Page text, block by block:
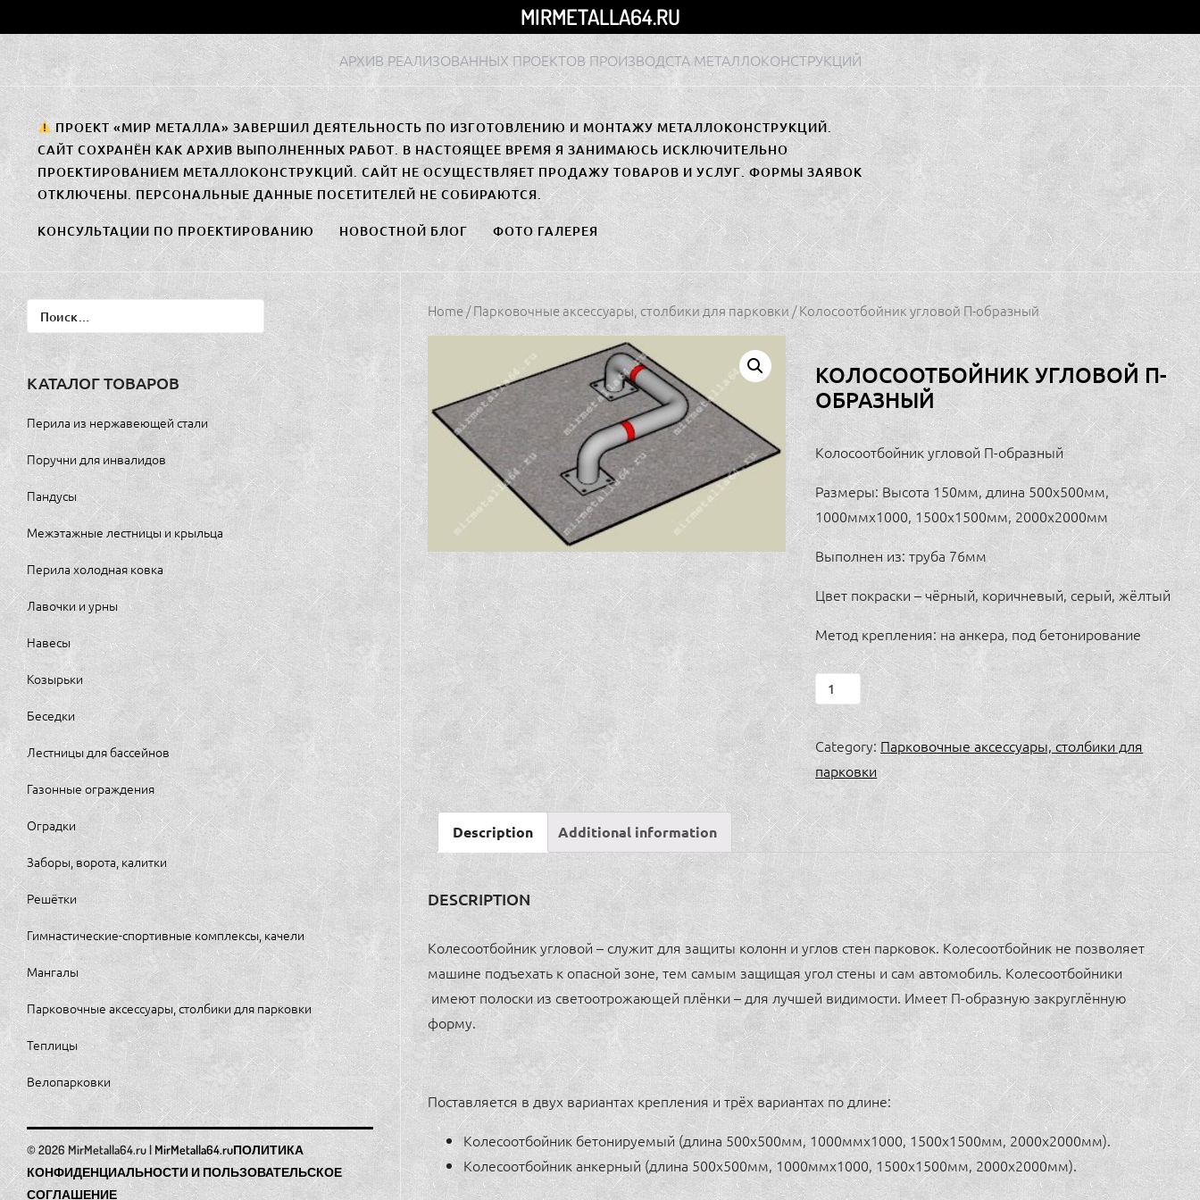
к
содержимому
MIRMETALLA64.RU
АРХИВ РЕАЛИЗОВАННЫХ ПРОЕКТОВ ПРОИЗВОДСТА МЕТАЛЛОКОНСТРУКЦИЙ
ПРОЕКТ «МИР МЕТАЛЛА» ЗАВЕРШИЛ ДЕЯТЕЛЬНОСТЬ ПО ИЗГОТОВЛЕНИЮ И МОНТАЖУ МЕТАЛЛОКОНСТРУКЦИЙ.
САЙТ СОХРАНЁН КАК АРХИВ ВЫПОЛНЕННЫХ РАБОТ. В НАСТОЯЩЕЕ ВРЕМЯ Я ЗАНИМАЮСЬ ИСКЛЮЧИТЕЛЬНО
ПРОЕКТИРОВАНИЕМ МЕТАЛЛОКОНСТРУКЦИЙ. САЙТ НЕ ОСУЩЕСТВЛЯЕТ ПРОДАЖУ ТОВАРОВ И УСЛУГ. ФОРМЫ ЗАЯВОК
ОТКЛЮЧЕНЫ. ПЕРСОНАЛЬНЫЕ ДАННЫЕ ПОСЕТИТЕЛЕЙ НЕ СОБИРАЮТСЯ.
КОНСУЛЬТАЦИИ ПО ПРОЕКТИРОВАНИЮ НОВОСТНОЙ БЛОГ ФОТО ГАЛЕРЕЯ
Home/Парковочные аксессуары, столбики для парковки / Колосоотбойник угловой П-образный
КОЛОСООТБОЙНИК УГЛОВОЙ П-
ОБРАЗНЫЙ
Колосоотбойник угловой П-образный
Размеры: Высота 150мм, длина 500х500мм,
1000ммх1000, 1500х1500мм, 2000х2000мм
Выполнен из: труба 76мм
Цвет покраски – чёрный, коричневый, серый, жёлтый
Метод крепления: на анкера, под бетонирование
Колосоотбойник
угловой
П-
образный
quantity
Category:Парковочные аксессуары, столбики для
парковки
Description Additional information
DESCRIPTION
Колесоотбойник угловой – служит для защиты колонн и углов стен парковок. Колесоотбойник не позволяет
машине подъехать к опасной зоне, тем самым защищая угол стены и сам автомобиль. Колесоотбойники
имеют полоски из светоотрожающей плёнки – для лучшей видимости. Имеет П-образную закруглённую
форму.
Поставляется в двух вариантах крепления и трёх вариантах по длине:
Колесоотбойник бетонируемый (длина 500х500мм, 1000ммх1000, 1500х1500мм, 2000х2000мм).
Колесоотбойник анкерный (длина 500х500мм, 1000ммх1000, 1500х1500мм, 2000х2000мм).
Найти:
КАТАЛОГ ТОВАРОВ
Перила из нержавеющей стали
Поручни для инвалидов
Пандусы
Межэтажные лестницы и крыльца
Перила холодная ковка
Лавочки и урны
Навесы
Козырьки
Беседки
Лестницы для бассейнов
Газонные ограждения
Оградки
Заборы, ворота, калитки
Решётки
Гимнастические-спортивные комплексы, качели
Мангалы
Парковочные аксессуары, столбики для парковки
Теплицы
Велопарковки
MirMetalla64.ruПОЛИТИКА
КОНФИДЕНЦИАЛЬНОСТИ И ПОЛЬЗОВАТЕЛЬСКОЕ
СОГЛАШЕНИЕ